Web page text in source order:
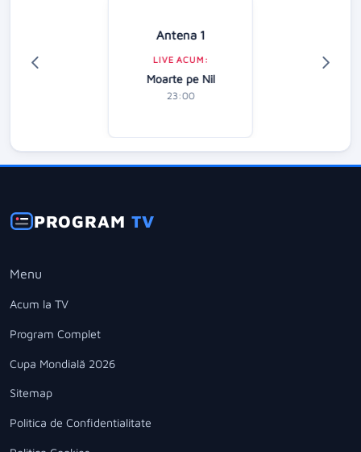
Antena 1
LIVE ACUM:
Moarte pe Nil
23:00
PROGRAMTV
Menu
Acum la TV
Program Complet
Cupa Mondială 2026
Sitemap
Politica de Confidentialitate